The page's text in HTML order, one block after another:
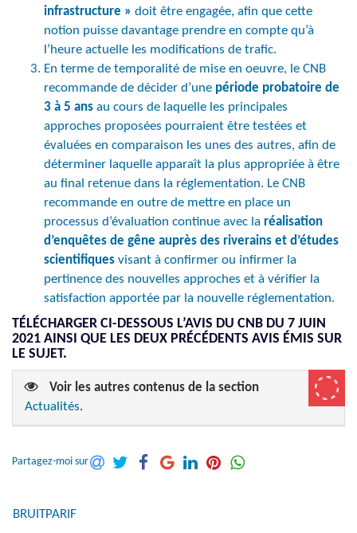
infrastructure » doit être engagée, afin que cette
notion puisse davantage prendre en compte qu’à
l’heure actuelle les modifications de trafic.
En terme de temporalité de mise en oeuvre, le CNB
recommande de décider d’une période probatoire de
3 à 5 ans au cours de laquelle les principales
approches proposées pourraient être testées et
évaluées en comparaison les unes des autres, afin de
déterminer laquelle apparaît la plus appropriée à être
au final retenue dans la réglementation. Le CNB
recommande en outre de mettre en place un
processus d’évaluation continue avec la réalisation
d’enquêtes de gêne auprès des riverains et d’études
scientifiques visant à confirmer ou infirmer la
pertinence des nouvelles approches et à vérifier la
satisfaction apportée par la nouvelle réglementation.
TÉLÉCHARGER CI-DESSOUS L’AVIS DU CNB DU 7 JUIN
2021 AINSI QUE LES DEUX PRÉCÉDENTS AVIS ÉMIS SUR
LE SUJET.
Voir les autres contenus de la section
Actualités.
Partagez-moi sur
BRUITPARIF